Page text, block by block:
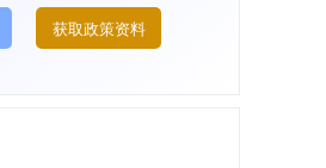
获取政策资料